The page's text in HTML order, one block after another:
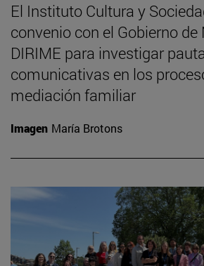
El Instituto Cultura y
convenio con el Gobierno de
DIRIME para investigar
comunicativas en los
mediación familiar
Imagen María Brotons